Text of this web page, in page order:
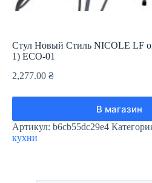
Стул Новый Стиль NICOLE LF
1) ECO-01
2,277.00 ₴
В магазин
Артикул: b6cb55dc29e4
кухни